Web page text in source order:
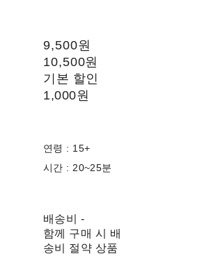
9,500원
10,500원
기본 할인
1,000원
연령 : 15+
시간 : 20~25분
배송비 -
함께 구매 시 배
송비 절약 상품